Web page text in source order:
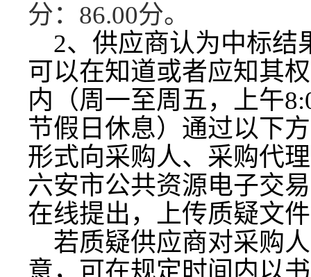
分： 86.00分。
2、供应商认为中标结
可以在知道或者应知其
内（周一至周五，上午
节假日休息）通过以下
形式向采购人、 采购代
六安市公共资源电子交
在线提出， 上传质疑文
若质疑供应商对采购
意，可在规定时间内以